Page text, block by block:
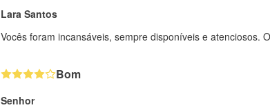
Lara Santos
Vocês foram incansáveis, sempre disponíveis e atenciosos.
Bom
Senhor